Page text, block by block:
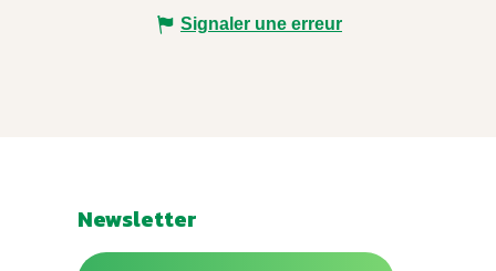
Signaler une erreur
Newsletter